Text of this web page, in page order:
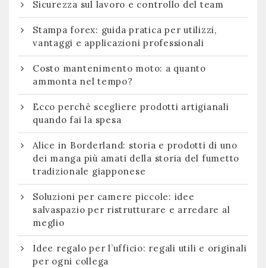
Sicurezza sul lavoro e controllo del team
Stampa forex: guida pratica per utilizzi,
vantaggi e applicazioni professionali
Costo mantenimento moto: a quanto
ammonta nel tempo?
Ecco perchè scegliere prodotti artigianali
quando fai la spesa
Alice in Borderland: storia e prodotti di uno
dei manga più amati della storia del fumetto
tradizionale giapponese
Soluzioni per camere piccole: idee
salvaspazio per ristrutturare e arredare al
meglio
Idee regalo per l’ufficio: regali utili e originali
per ogni collega